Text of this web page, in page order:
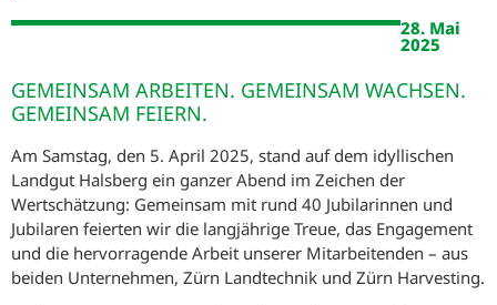
28. Mai
2025
GEMEINSAM ARBEITEN. GEMEINSAM WACHSEN.
GEMEINSAM FEIERN.
Am Samstag, den 5. April 2025, stand auf dem idyllischen
Landgut Halsberg ein ganzer Abend im Zeichen der
Wertschätzung: Gemeinsam mit rund 40 Jubilarinnen und
Jubilaren feierten wir die langjährige Treue, das Engagement
und die hervorragende Arbeit unserer Mitarbeitenden – aus
beiden Unternehmen, Zürn Landtechnik und Zürn Harvesting.